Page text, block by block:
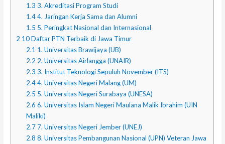
1.3 3. Akreditasi Program Studi
1.44. Jaringan Kerja Sama dan Alumni
1.5 5. Peringkat Nasional dan Internasional
2 10 Daftar PTN Terbaik di Jawa Timur
2.1 1. Universitas Brawijaya (UB)
2.2 2. Universitas Airlangga (UNAIR)
2.3 3. Institut Teknologi Sepuluh November (ITS)
2.44. Universitas Negeri Malang (UM)
2.5 5. Universitas Negeri Surabaya (UNESA)
2.6 6. Universitas Islam Negeri Maulana Malik Ibrahim (UIN
Maliki)
2.77. Universitas Negeri Jember (UNEJ)
2.8 8. Universitas Pembangunan Nasional (UPN) Veteran Jawa